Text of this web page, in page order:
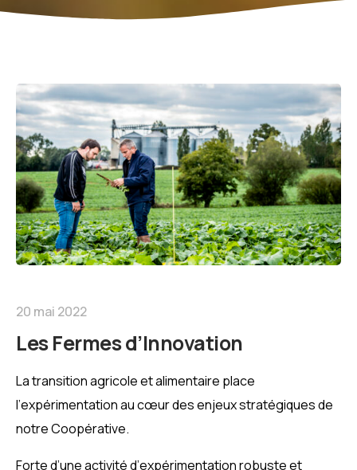
20 mai 2022
Les Fermes d’Innovation
La transition agricole et alimentaire place
l’expérimentation au cœur des enjeux stratégiques de
notre Coopérative.
Forte d’une activité d’expérimentation robuste et